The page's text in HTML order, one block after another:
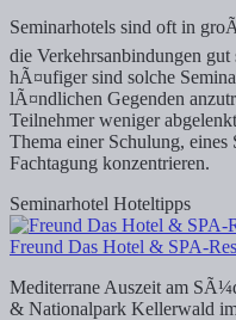
Seminarhotels sind oft in
die Verkehrsanbindungen
hÃ¤ufiger sind solche
lÃ¤ndlichen Gegenden
Teilnehmer weniger
Thema einer Schulung, eines
Fachtagung konzentrieren.
Seminarhotel Hoteltipps
Freund Das Hotel & SPA-
Mediterrane Auszeit am
& Nationalpark Kellerwald